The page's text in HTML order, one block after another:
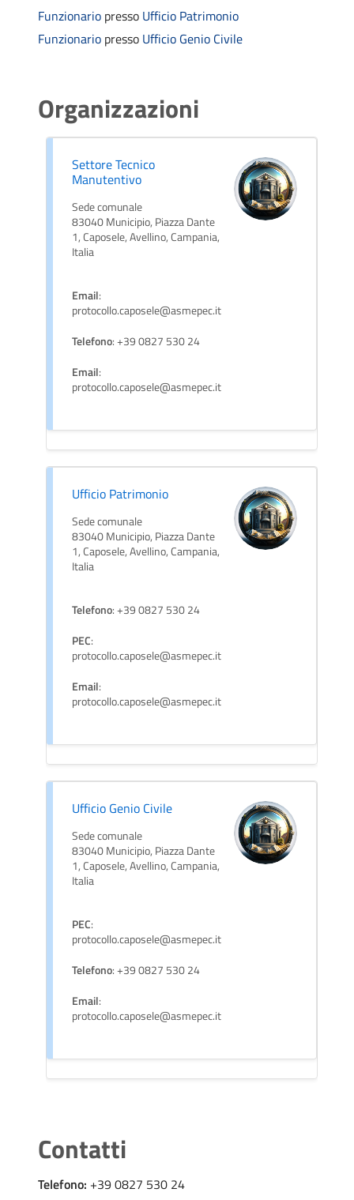
Funzionario presso Ufficio Patrimonio
Funzionario presso Ufficio Genio Civile
Organizzazioni
Settore Tecnico
Manutentivo
Sede comunale
83040 Municipio, Piazza Dante
1, Caposele, Avellino, Campania,
Italia
Email:
protocollo.caposele@asmepec.it
Telefono: +39 0827 530 24
Email:
protocollo.caposele@asmepec.it
Ufficio Patrimonio
Sede comunale
83040 Municipio, Piazza Dante
1, Caposele, Avellino, Campania,
Italia
Telefono: +39 0827 530 24
PEC:
protocollo.caposele@asmepec.it
Email:
protocollo.caposele@asmepec.it
Ufficio Genio Civile
Sede comunale
83040 Municipio, Piazza Dante
1, Caposele, Avellino, Campania,
Italia
PEC:
protocollo.caposele@asmepec.it
Telefono: +39 0827 530 24
Email:
protocollo.caposele@asmepec.it
Contatti
Telefono: +39 0827 530 24